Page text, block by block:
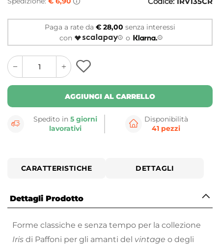
Paga a rate da € 28,00 senza interessi
con
o
quantity
button
quantity
minus
button
AGGIUNGI AL CARRELLO
Spedito in5 giorni
lavorativi
Disponibilità
41 pezzi
CARATTERISTICHE DETTAGLI
Dettagli Prodotto
Forme classiche e senza tempo per la collezione
Iris di Paffoni per gli amanti del vintage o degli